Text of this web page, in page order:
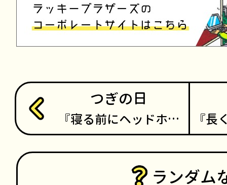
つぎの日
寝る前にヘッドホ… 長
ランダム